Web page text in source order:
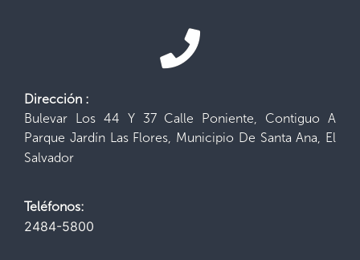
Dirección :
Bulevar Los 44 Y 37 Calle Poniente, Contiguo A
Parque Jardín Las Flores, Municipio De Santa Ana, El
Salvador
Teléfonos:
2484-5800